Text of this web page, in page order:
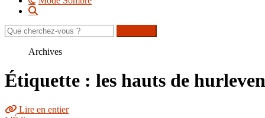
Rechercher
sur
Archives
Étiquette : les hauts de
Lire en entier